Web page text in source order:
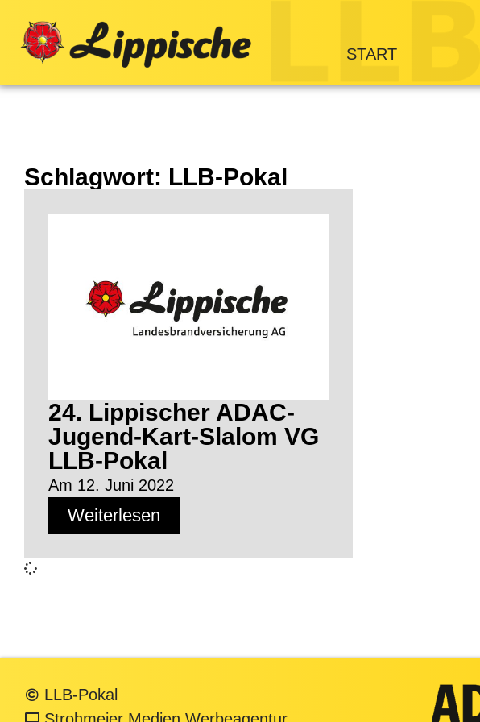
START
Schlagwort: LLB-Pokal
24. Lippischer ADAC-
Jugend-Kart-Slalom VG
LLB-Pokal
Am 12. Juni 2022
Weiterlesen
LLB-Pokal